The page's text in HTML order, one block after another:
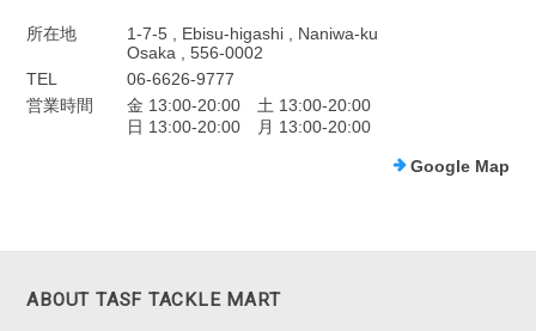
所在地
1-7-5 , Ebisu-higashi , Naniwa-ku
Osaka , 556-0002
TEL
06-6626-9777
営業時間
金 13:00-20:00 土 13:00-20:00
日 13:00-20:00 月 13:00-20:00
Google Map
ABOUT TASF TACKLE MART